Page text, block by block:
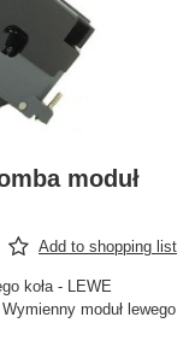
moduł
Add to shopping list
koła - LEWE
moduł lewego